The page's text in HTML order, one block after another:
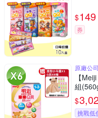
$149
券
原廠公
【
組
$
挑戰低